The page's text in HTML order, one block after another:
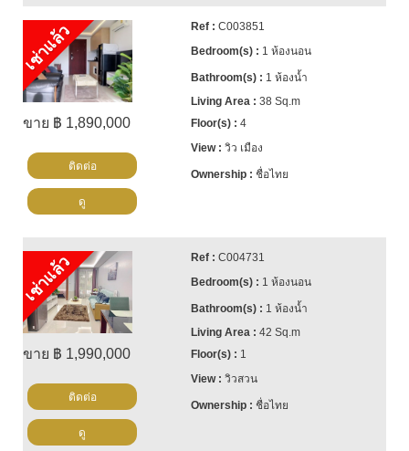
เช่าแล้ว
ขาย ฿ 1,890,000
C003851
1 ห้องนอน
1 ห้องน้ำ
38 Sq.m
4
วิว เมือง
ชื่อไทย
ติดต่อ
ดู
เช่าแล้ว
ขาย ฿ 1,990,000
C004731
1 ห้องนอน
1 ห้องน้ำ
42 Sq.m
1
วิวสวน
ชื่อไทย
ติดต่อ
ดู